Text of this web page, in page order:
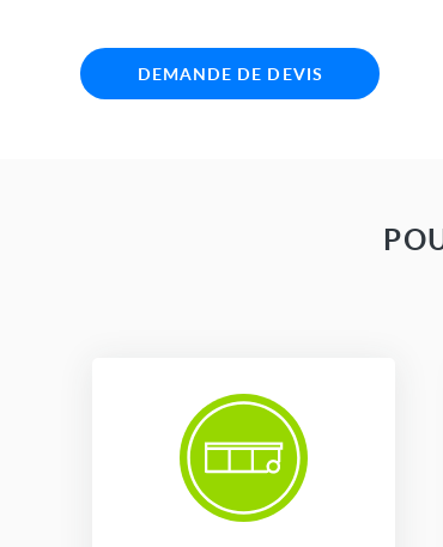
DEMANDE DE DEVIS